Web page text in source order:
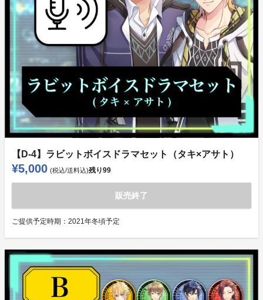
【D-4】ラビットボイスドラマセット（タキ×アサト）
¥5,000 (税込/送料込)残り99
販売終了
ご提供予定時期： 2021年冬頃予定